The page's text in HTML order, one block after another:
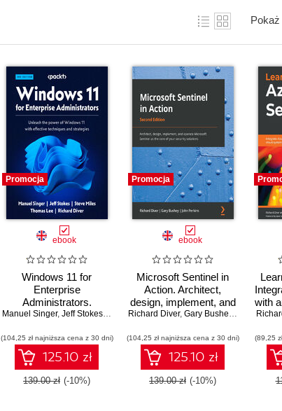
Promocja
ebook
Windows 11 for
Enterprise
Administrators.
Unleash the power of
effective techniques
and strategies - Second
Edition
Manuel Singer, Jeff Stokes,Steve Miles,Thomas Lee ,Richard Diver
(104,25 zł najniższa cena z 30 dni)
125.10 zł
139.00 zł (-10%)
Promocja
ebook
Microsoft Sentinel in
Action. Architect,
design, implement, and
operate Microsoft
your security solutions -
Second Edition
Richard Diver, Gary Bushey , John
(104,25 zł najniższa cena z 30 dni)
125.10 zł
139.00 zł (-10%)
with
to
(89,25